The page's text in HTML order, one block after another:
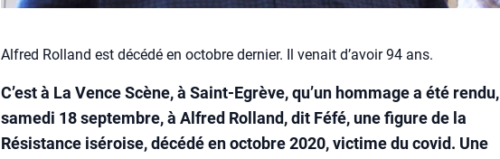
Alfred Rolland est décédé en octobre dernier. Il venait d’avoir 94 ans.
C’est à La Vence Scène, à Saint-Egrève, qu’un hommage a été rendu,
samedi 18 septembre, à Alfred Rolland, dit Féfé, une figure de la
Résistance iséroise, décédé en octobre 2020, victime du covid. Une